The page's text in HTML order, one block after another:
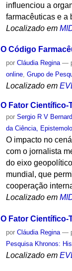
influenciou a
farmacêuticas e a
Localizado em
O Código
porCláudia Regina —
online,Grupo de
Localizado em
O Fator Científico-
porSergio R V
da Ciência,
O impacto no
com o jornalista
do eixo
mundial, que
cooperação
Localizado em
O Fator Científico-
porCláudia Regina —
Pesquisa Khronos:
Localizado em